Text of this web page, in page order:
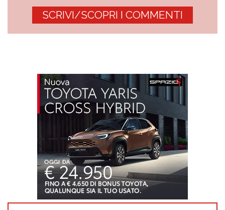
SCRIVI/SCOPRI I COMMENTI